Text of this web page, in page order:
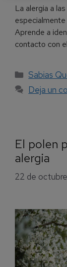
La alergia a
Aprende a
contacto con
Sabias
Deja un
El polen
alergia
22 de